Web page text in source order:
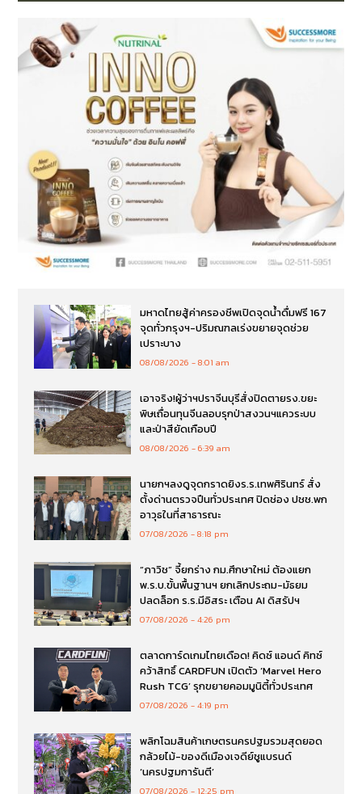
มหาดไทยสู้ค่าครองชีพเปิดจุดน้ำดื่มฟรี 167
จุดทั่วกรุงฯ-ปริมณฑลเร่งขยายจุดช่วย
เปราะบาง
08/08/2026 8:01 am
เอาจริง!ผู้ว่าฯปราจีนบุรีสั่งปิดตายรง.ขยะ
พิษเถื่อนทุนจีนลอบรุกป่าสงวนฯแควระบบ
และป่าสียัดเกือบปี
08/08/2026 6:39 am
นายกฯลงดูจุดกราดยิงร.ร.เทพศิรินทร์ สั่ง
ตั้งด่านตรวจปืนทั่วประเทศ ปิดช่อง ปชช.พก
อาวุธในที่สาธารณะ
07/08/2026 8:18 pm
“ภาวิช” จี้ยกร่าง กม.ศึกษาใหม่ ต้องแยก
พ.ร.บ.ขั้นพื้นฐานฯ ยกเลิกประถม-มัธยม
ปลดล็อก ร.ร.มีอิสระ เตือน AI ดิสรัปฯ
07/08/2026 4:26 pm
ตลาดการ์ดเกมไทยเดือด! คิดซ์ แอนด์ คิทซ์
คว้าสิทธิ์ CARDFUN เปิดตัว ‘Marvel Hero
Rush TCG’ รุกขยายคอมมูนิตี้ทั่วประเทศ
07/08/2026 4:19 pm
พลิกโฉมสินค้าเกษตรนครปฐมรวมสุดยอด
กล้วยไม้-ของดีเมืองเจดีย์ชูแบรนด์
‘นครปฐมการันตี’
07/08/2026 12:25 pm